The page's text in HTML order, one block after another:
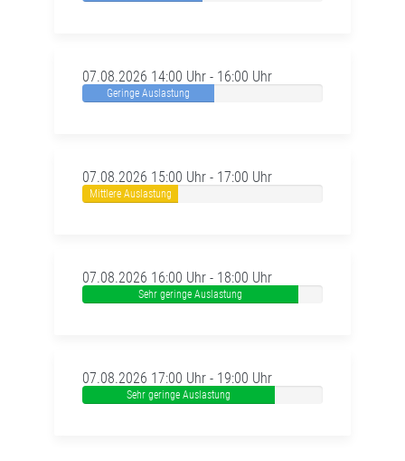
07.08.2026 14:00 Uhr - 16:00 Uhr
Geringe Auslastung
07.08.2026 15:00 Uhr - 17:00 Uhr
Mittlere Auslastung
07.08.2026 16:00 Uhr - 18:00 Uhr
Sehr geringe Auslastung
07.08.2026 17:00 Uhr - 19:00 Uhr
Sehr geringe Auslastung